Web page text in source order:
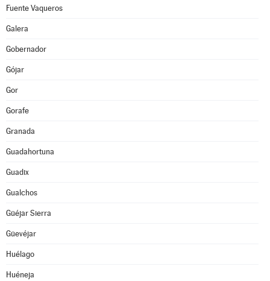
Fuente Vaqueros
Galera
Gobernador
Gójar
Gor
Gorafe
Granada
Guadahortuna
Guadix
Gualchos
Güéjar Sierra
Güevéjar
Huélago
Huéneja